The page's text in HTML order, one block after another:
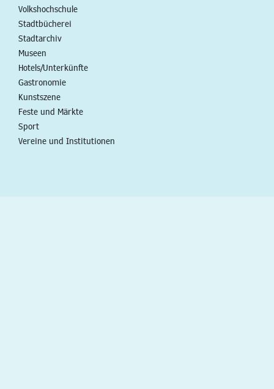
Volkshochschule
Stadtbücherei
Stadtarchiv
Museen
Hotels/Unterkünfte
Gastronomie
Kunstszene
Feste und Märkte
Sport
Vereine und Institutionen